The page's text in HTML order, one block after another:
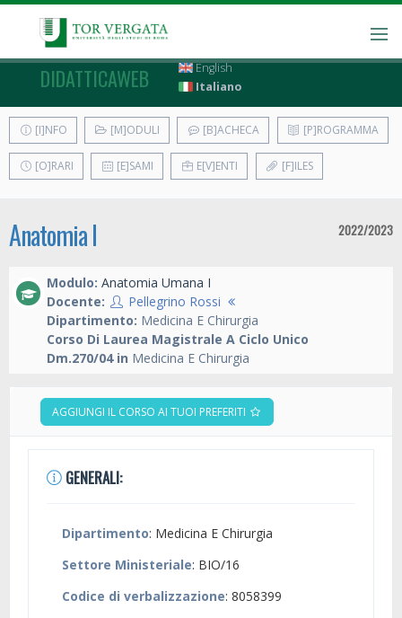
DIDATTICAWEB
English
Italiano
[I]NFO [M]ODULI [B]ACHECA [P]ROGRAMMA
[O]RARI [E]SAMI E[V]ENTI [F]ILES
Anatomia I 2022/2023
Modulo: Anatomia Umana I
Docente:
Pellegrino Rossi
Dipartimento: Medicina E Chirurgia
Corso Di Laurea Magistrale A Ciclo Unico
Dm.270/04 in Medicina E Chirurgia
AGGIUNGI IL CORSO AI TUOI PREFERITI
GENERALI:
Dipartimento: Medicina E Chirurgia
Settore Ministeriale: BIO/16
Codice di verbalizzazione: 8058399